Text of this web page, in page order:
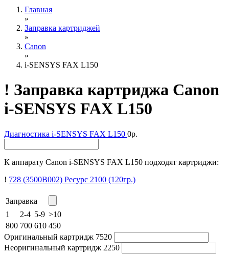
Главная
»
Заправка картриджей
»
Canon
»
i-SENSYS FAX L150
! Заправка картриджа Canon
i-SENSYS FAX L150
Диагностика i-SENSYS FAX L150 0р.
К аппарату Canon i-SENSYS FAX L150 подходят картриджи:
! 728 (3500B002) Ресурс 2100 (120гр.)
Заправка
1
2-4 5-9 >10
800 700 610 450
Оригинальный картридж 7520
Неоригинальный картридж 2250